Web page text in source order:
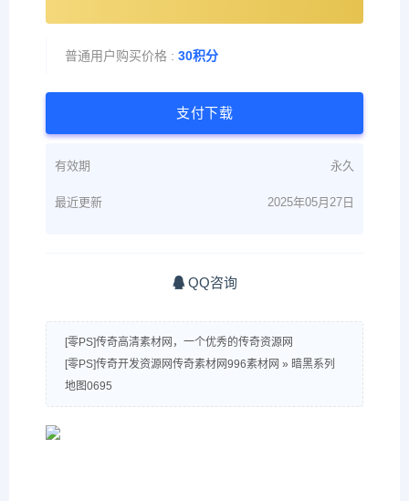
普通用户购买价格 : 30积分
支付下载
有效期 永久
最近更新 2025年05月27日
QQ咨询
[零PS]传奇高清素材网，一个优秀的传奇资源网
[零PS]传奇开发资源网传奇素材网996素材网 » 暗黑系列
地图0695